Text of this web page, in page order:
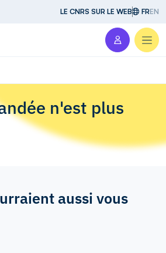
LE CNRS SUR LE WEB FREN
n'est plus
aussi vous